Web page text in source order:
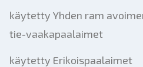
käytetty Yhden ram
tie-vaakapaalaimet
käytetty Erikoispaalaimet